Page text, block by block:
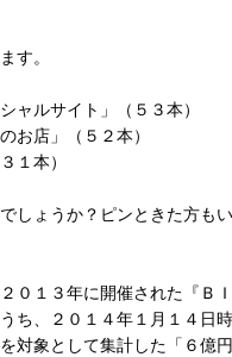
す。
ャルサイト」（５３本）
お店」（５２本）
１本）
しょうか？ピンときた方も
０１３年に開催された『Ｂ
ち、２０１４年１月１４日
対象として集計した「６億